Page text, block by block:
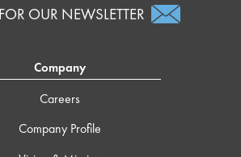
OUR NEWSLETTER
Company
Careers
Company Profile